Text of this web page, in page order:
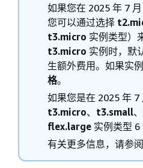
如果您在 2025 年 7
您可以通过选择
t3.micro 实例类型）
t3.micro 实例时，默
生额外费用。如果实
格。
如果您是在 2025 年 7
t3.micro、 t3.small、
flex.large 实例类型 6
有关更多信息，请参阅